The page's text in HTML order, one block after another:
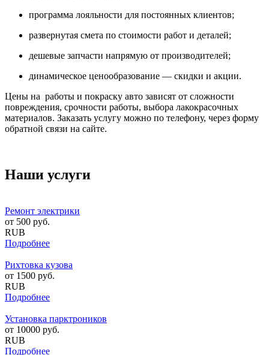
программа лояльности для постоянных клиентов;
развернутая смета по стоимости работ и деталей;
дешевые запчасти напрямую от производителей;
динамическое ценообразование — скидки и акции.
Цены на работы и покраску авто зависят от сложности
повреждения, срочности работы, выбора лакокрасочных
материалов. Заказать услугу можно по телефону, через форму
обратной связи на сайте.
Наши услуги
Ремонт электрики
от 500 руб.
RUB
Подробнее
Рихтовка кузова
от 1500 руб.
RUB
Подробнее
Установка парктроников
от 10000 руб.
RUB
Подробнее